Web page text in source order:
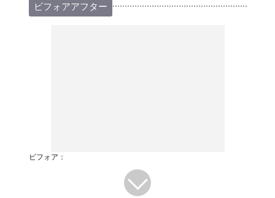
ビフォアアフター
ビフォア：